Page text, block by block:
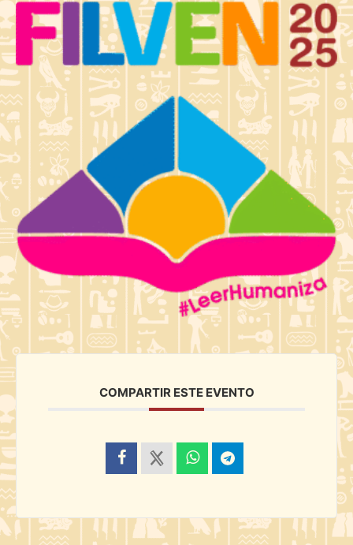
COMPARTIR ESTE EVENTO